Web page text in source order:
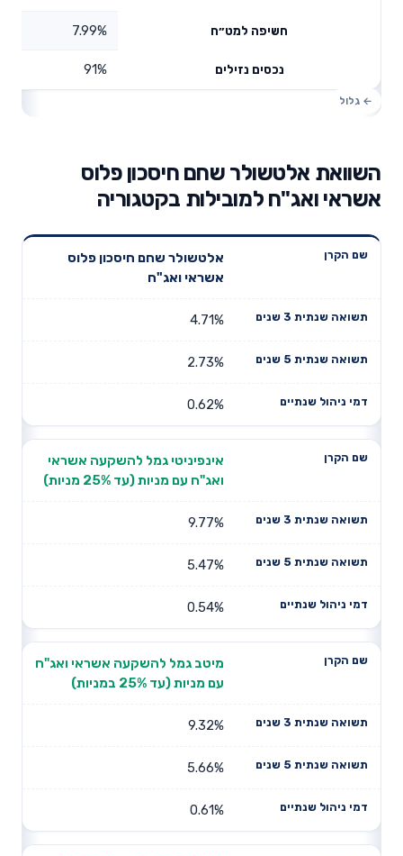
חשיפה למט״ח 7.99%
נכסים נזילים 91%
השוואת אלטשולר שחם חיסכון פלוס
אשראי ואג"ח למובילות בקטגוריה
שנתית 3
תשואה
דמי ניהול
אלטשולר שחם חיסכון פלוס
אשראי ואג"ח
4.71%
2.73%
0.62%
אינפיניטי גמל להשקעה אשראי
ואג"ח עם מניות (עד 25% מניות)
9.77%
5.47%
0.54%
מיטב גמל להשקעה אשראי ואג"ח
עם מניות (עד 25% במניות)
9.32%
5.66%
0.61%